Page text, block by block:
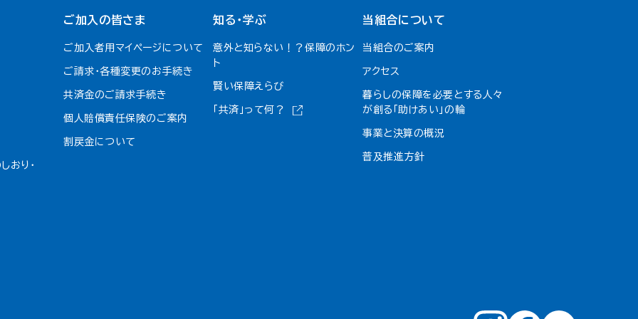
おり・
ご加入の皆さま
ご加入者用マイページについて
ご請求・各種変更のお手続き
共済金のご請求手続き
個人賠償責任保険のご案内
割戻金について​
知る・学ぶ
意外と知らない！？保障のホン
ト
賢い保障えらび
「共済」って何？
当組合について
当組合のご案内
アクセス
暮らしの保障を必要とする人々
が創る「助けあい」の輪
事業と決算の概況
普及推進方針